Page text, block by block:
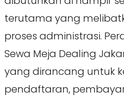
terutama yang
proses administrasi.
Sewa Meja Dealing
yang dirancang untuk
pendaftaran,